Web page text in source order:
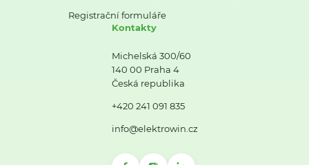
Registrační formuláře
Kontakty
Michelská 300/60
140 00 Praha 4
Česká republika
+420 241 091 835
info@elektrowin.cz